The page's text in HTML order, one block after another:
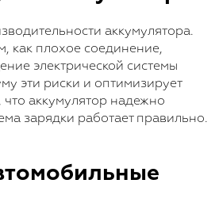
аккумулятора.
как плохое соединение,
электрической системы
эти риски и оптимизирует
аккумулятор надежно
зарядки работает правильно.